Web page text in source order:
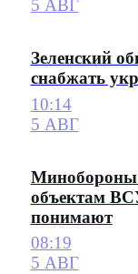
5 АВГ
Зеленский
снабжать
10:14
5 АВГ
Минобороны
объектам
понимают
08:19
5 АВГ